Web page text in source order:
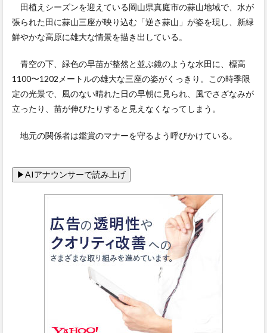
田植えシーズンを迎えている岡山県真庭市の蒜山地域で、水が
張られた田に蒜山三座が映り込む「逆さ蒜山」が姿を現し、新緑
鮮やかな高原に雄大な情景を描き出している。
青空の下、緑色の早苗が整然と並ぶ鏡のような水田に、標高
1100〜1202メートルの雄大な三座の姿がくっきり。この時季限
定の光景で、風のない晴れた日の早朝に見られ、風でさざなみが
立ったり、苗が伸びたりすると見えなくなってしまう。
地元の関係者は鑑賞のマナーを守るよう呼びかけている。